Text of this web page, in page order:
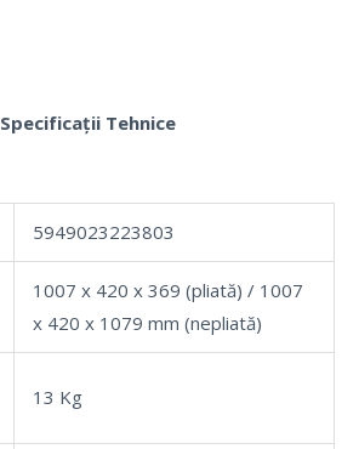
Specificații Tehnice
5949023223803
1007 x 420 x 369 (pliată) / 1007
x 420 x 1079 mm (nepliată)
13 Kg